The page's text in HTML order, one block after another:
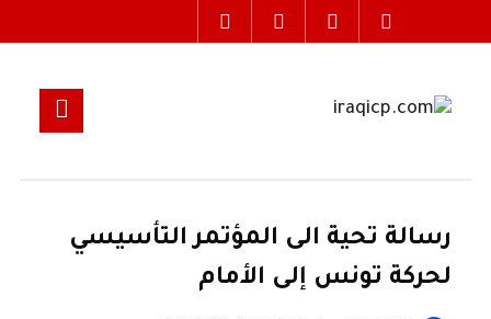
رسالة تحية الى المؤتمر التأسيسي
لحركة تونس إلى الأمام